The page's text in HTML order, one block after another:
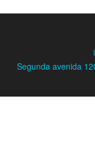
Segunda avenida